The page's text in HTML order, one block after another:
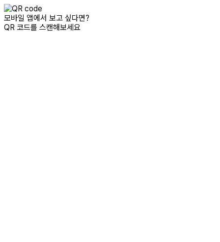
모바일 앱에서 보고 싶다면?
QR 코드를 스캔해보세요